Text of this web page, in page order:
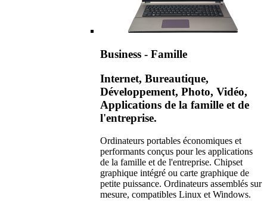
Business - Famille
Internet, Bureautique,
Développement, Photo, Vidéo,
Applications de la famille et de
l'entreprise.
Ordinateurs portables économiques et
performants conçus pour les applications
de la famille et de l'entreprise. Chipset
graphique intégré ou carte graphique de
petite puissance. Ordinateurs assemblés sur
mesure, compatibles Linux et Windows.